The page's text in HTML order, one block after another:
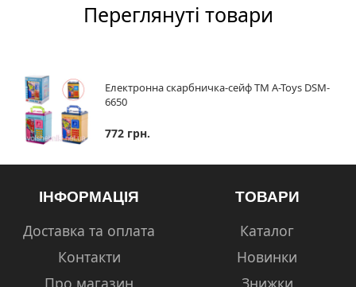
Переглянуті товари
Електронна скарбничка-сейф ТМ A-Toys DSM-
6650
772 грн.
ІНФОРМАЦІЯ
Доставка та оплата
Контакти
Про магазин
ТОВАРИ
Каталог
Новинки
Знижки